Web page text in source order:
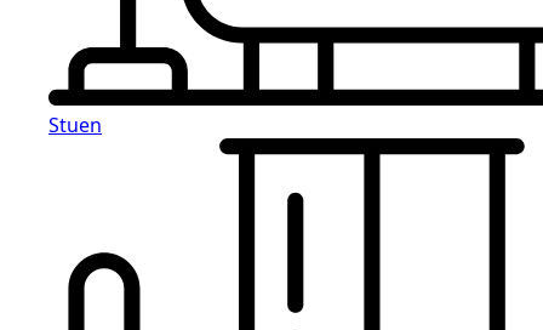
Stuen